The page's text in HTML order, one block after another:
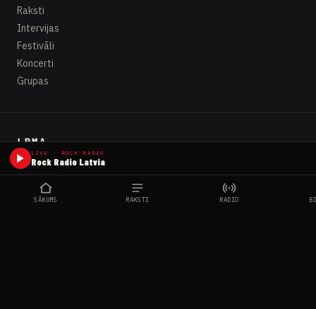
Raksti
Intervijas
Festivāli
Koncerti
Grupas
LRMA
Par Mums
Rock Radio